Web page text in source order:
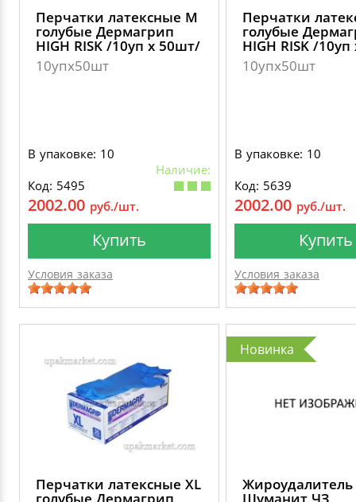
Перчатки латексные M
голубые Дермагрип
HIGH RISK /10уп х 50шт/
10упх50шт
В упаковке: 10
Наличие:
Код: 5495
2002.00 руб./шт.
Купить
Условия заказа
Перчатки
голубые
HIGH RISK /
10упх50шт
В упаковке: 10
Код: 5639
2002.00 руб./шт.
Купить
Условия заказа
Перчатки латексные XL
Новинка
Жироудалитель